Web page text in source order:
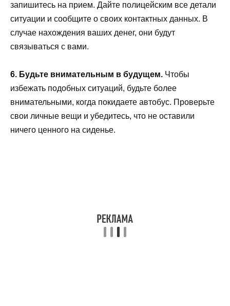
запишитесь на прием. Дайте полицейским все детали
ситуации и сообщите о своих контактных данных. В
случае нахождения ваших денег, они будут
связываться с вами.
6. Будьте внимательным в будущем. Чтобы
избежать подобных ситуаций, будьте более
внимательными, когда покидаете автобус. Проверьте
свои личные вещи и убедитесь, что не оставили
ничего ценного на сиденье.